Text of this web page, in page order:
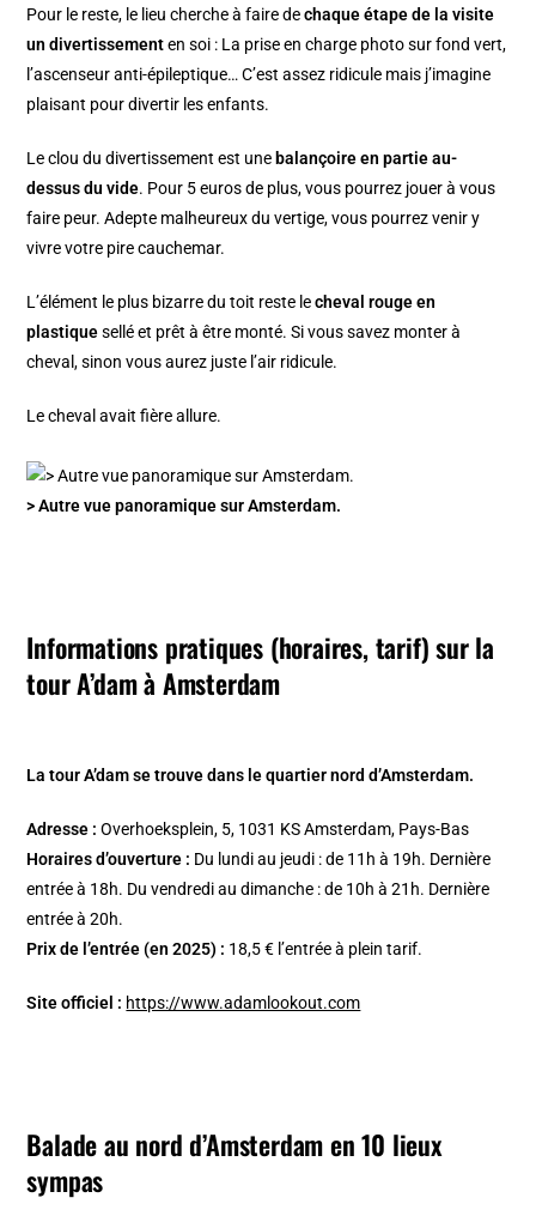
Pour le reste, le lieu cherche à faire dechaque étape de la visite
un divertissementen soi : La prise en charge photo sur fond vert,
l’ascenseur anti-épileptique… C’est assez ridicule mais j’imagine
plaisant pour divertir les enfants.
Le clou du divertissement est une balançoire en partie au-
dessus du vide. Pour 5 euros de plus, vous pourrez jouer à vous
faire peur. Adepte malheureux du vertige, vous pourrez venir y
vivre votre pire cauchemar.
L’élément le plus bizarre du toit reste lecheval rouge en
plastiquesellé et prêt à être monté. Si vous savez monter à
cheval, sinon vous aurez juste l’air ridicule.
Le cheval avait fière allure.
> Autre vue panoramique sur Amsterdam.
Informations pratiques (horaires, tarif) sur la
tour A’dam à Amsterdam
La tour A’dam se trouve dans le quartier nord d’Amsterdam.
Adresse : Overhoeksplein, 5, 1031 KS Amsterdam, Pays-Bas
Horaires d’ouverture : Du lundi au jeudi : de 11h à 19h. Dernière
entrée à 18h. Du vendredi au dimanche : de 10h à 21h. Dernière
entrée à 20h.
Prix de l’entrée (en 2025) : 18,5 € l’entrée à plein tarif.
Site officiel : https://www.adamlookout.com
Balade au nord d’Amsterdam en 10 lieux
sympas